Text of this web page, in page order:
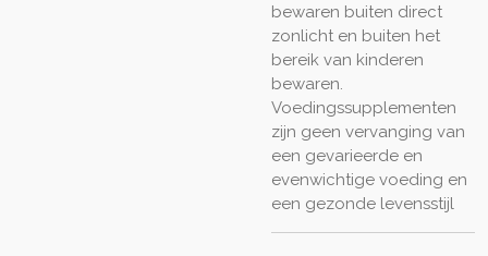
bewaren buiten direct
zonlicht en buiten het
bereik van kinderen
bewaren.
Voedingssupplementen
zijn geen vervanging van
een gevarieerde en
evenwichtige voeding en
een gezonde levensstijl